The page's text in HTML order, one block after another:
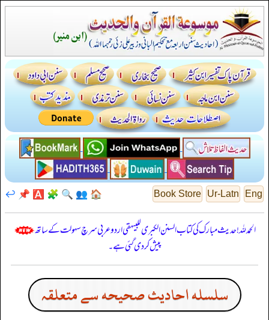
Eng
Ur-Latn
Book Store
🏠
👥
🔍
🧩
🅰️
📌
↩️
الحمدللہ! حدیث مبارک کی کتاب السنن الكبرى للبيهقي اردو عربی سرچ سہولت کے ساتھ
پیش کر دی گئی ہے۔
سلسله احاديث صحيحه سے متعلقہ